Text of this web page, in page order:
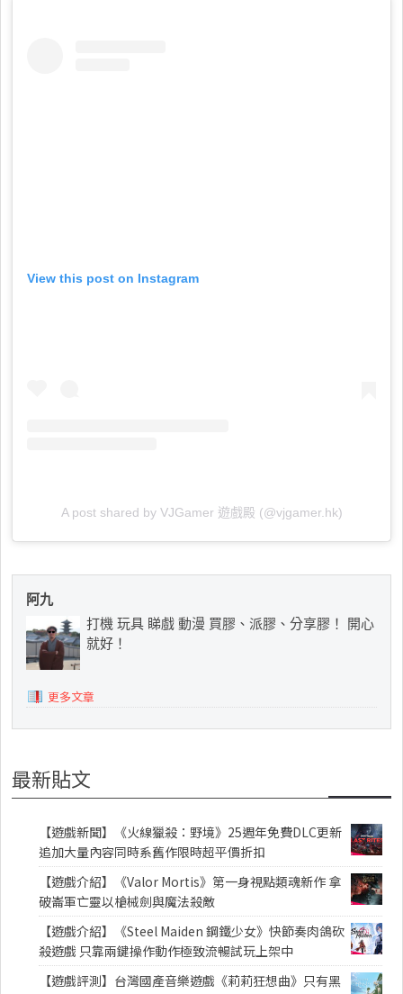
View this post on Instagram
A post shared by VJGamer 遊戲殿 (@vjgamer.hk)
阿九
打機 玩具 睇戲 動漫 買膠、派膠、分享膠！ 開心
就好！
更多文章
最新貼文
【遊戲新聞】《火線獵殺：野境》25週年免費DLC更新
追加大量內容同時系舊作限時超平價折扣
【遊戲介紹】《Valor Mortis》第一身視點類魂新作 拿
破崙軍亡靈以槍械劍與魔法殺敵
【遊戲介紹】《Steel Maiden 鋼鐵少女》快節奏肉鴿砍
殺遊戲 只靠兩鍵操作動作極致流暢試玩上架中
【遊戲評測】台灣國產音樂遊戲《莉莉狂想曲》只有黑